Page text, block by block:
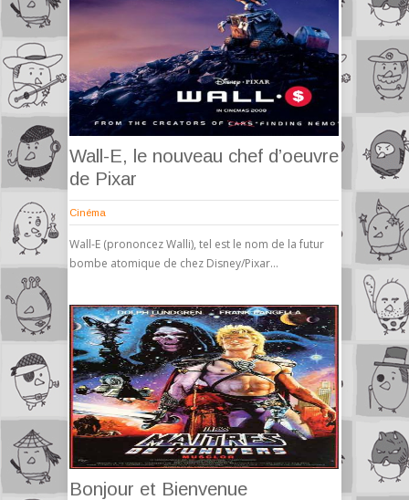
Wall-E, le nouveau chef d’oeuvre
de Pixar
Cinéma
Wall-E (prononcez Walli), tel est le nom de la futur
bombe atomique de chez Disney/Pixar…
Bonjour et Bienvenue